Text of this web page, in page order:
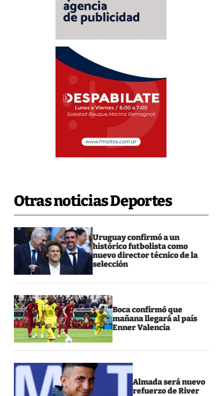
Otras noticias Deportes
Uruguay confirmó a un
histórico futbolista como
nuevo director técnico de la
selección
Boca confirmó que
mañana llegará al país
Enner Valencia
Almada será nuevo
refuerzo de River